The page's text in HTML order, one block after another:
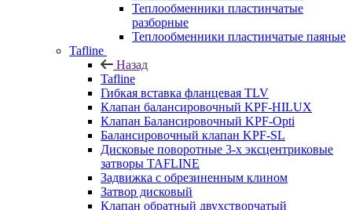
Теплообменники пластинчатые
разборные
Теплообменники пластинчатые паяные
Tafline
Назад
Tafline
Гибкая вставка фланцевая TLV
Клапан балансировочный KPF-HILUX
Клапан Балансировочный KPF-Opti
Балансировочный клапан KPF-SL
Дисковые поворотные 3-х эксцентриковые
затворы TAFLINE
Задвижка с обрезиненным клином
Затвор дисковый
Клапан обратный двухстворчатый